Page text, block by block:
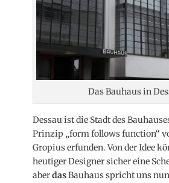
Das Bauhaus in
Dessau ist die Stadt des
Prinzip „form follows function“
Gropius erfunden. Von der Idee
heutiger Designer sicher eine
aberdasBauhaus spricht uns